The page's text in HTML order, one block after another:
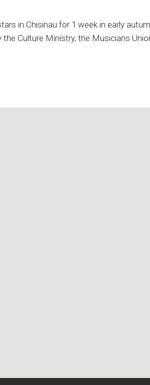
in Chisinau for 1 week in early
Culture Ministry, the Musicians